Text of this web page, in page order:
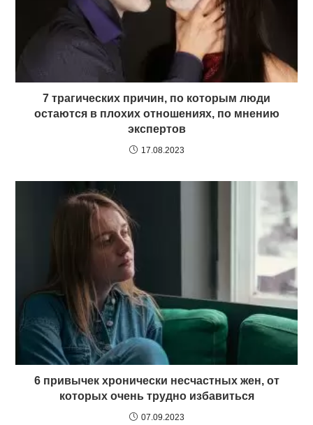
7 трагических причин, по которым люди
остаются в плохих отношениях, по мнению
экспертов
17.08.2023
6 привычек хронически несчастных жен, от
которых очень трудно избавиться
07.09.2023